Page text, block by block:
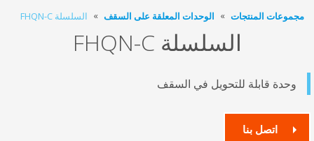
المنتجات الوحدات المعلقة على السقف السلسلة FHQN-C
السلسلة FHQN-C
قابلة للتحويل في السقف
اتصل بنا